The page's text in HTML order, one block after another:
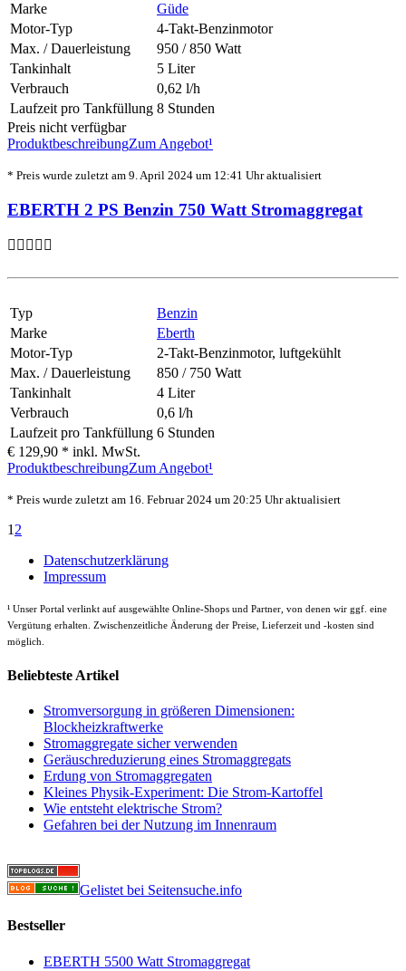
Marke
Güde
Motor-Typ
4-Takt-Benzinmotor
Max. / Dauerleistung
950 / 850 Watt
Tankinhalt
5 Liter
Verbrauch
0,62 l/h
Laufzeit pro Tankfüllung 8 Stunden
Preis nicht verfügbar
ProduktbeschreibungZum Angebot¹
* Preis wurde zuletzt am 9. April 2024 um 12:41 Uhr aktualisiert
EBERTH 2 PS Benzin 750 Watt Stromaggregat
Typ
Benzin
Marke
Eberth
Motor-Typ
2-Takt-Benzinmotor, luftgekühlt
Max. / Dauerleistung
850 / 750 Watt
Tankinhalt
4 Liter
Verbrauch
0,6 l/h
Laufzeit pro Tankfüllung 6 Stunden
€ 129,90 * inkl. MwSt.
ProduktbeschreibungZum Angebot¹
* Preis wurde zuletzt am 16. Februar 2024 um 20:25 Uhr aktualisiert
1 2
Datenschutzerklärung
Impressum
¹ Unser Portal verlinkt auf ausgewählte Online-Shops und Partner, von denen wir ggf. eine
Vergütung erhalten. Zwischenzeitliche Änderung der Preise, Lieferzeit und -kosten sind
möglich.
Beliebteste Artikel
Stromversorgung in größeren Dimensionen:
Blockheizkraftwerke
Stromaggregate sicher verwenden
Geräuschreduzierung eines Stromaggregats
Erdung von Stromaggregaten
Kleines Physik-Experiment: Die Strom-Kartoffel
Wie entsteht elektrische Strom?
Gefahren bei der Nutzung im Innenraum
Gelistet bei Seitensuche.info
Bestseller
EBERTH 5500 Watt Stromaggregat